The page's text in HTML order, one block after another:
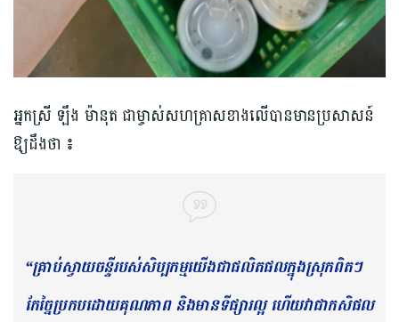
អ្នកស្រី ឡឹង ម៉ានុត ជាម្ចាស់សហគ្រាសខាងលើបានមានប្រសាសន៍
ឱ្យដឹងថា​ ៖
“គ្រាប់ស្វាយចន្ទីរបស់សិប្បកម្មយើងជាផលិតផលក្នុងស្រុកពិតៗ
កែច្នៃប្រកបដោយគុណភាព និងមានទីផ្សារល្អ ហើយវាជាកសិផល